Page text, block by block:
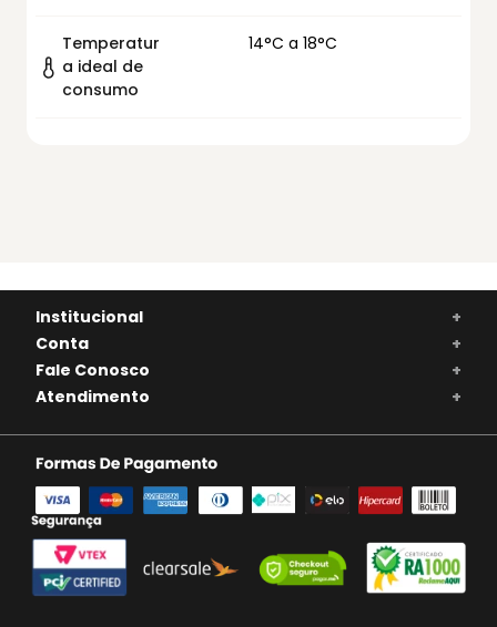
Temperatur
a ideal de
consumo
14°C a 18°C
Institucional
+
Conta
+
Fale Conosco
+
Atendimento
+